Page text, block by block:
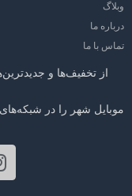
وبلاگ
درباره ما
تماس با ما
از تخفیف‌ها و
موبایل شهر را در شبکه‌های